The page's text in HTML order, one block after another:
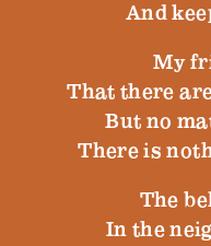
And
My
That there
But no
There is
The
In the